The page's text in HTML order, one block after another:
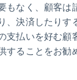
もなく、顧客は
、決済したりす
払いを好む顧
ることをお勧